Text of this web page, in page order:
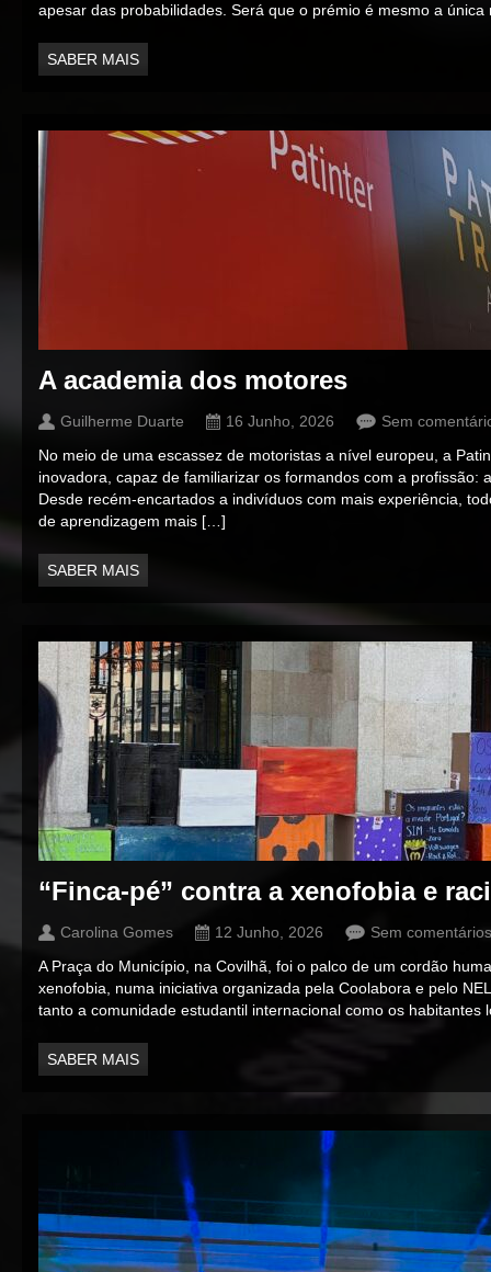
apesar das probabilidades. Será que o prémio é mesmo a
SABER MAIS
A academia dos motores
Guilherme Duarte 16 Junho, 2026
Sem
No meio de uma escassez de motoristas a nível europeu, a
inovadora, capaz de familiarizar os formandos com a profissão:
Desde recém-encartados a indivíduos com mais experiência,
de aprendizagem mais […]
SABER MAIS
“Finca-pé” contra a xenofobia e
Carolina Gomes 12 Junho, 2026
Sem comentários
A Praça do Município, na Covilhã, foi o palco de um cordão
xenofobia, numa iniciativa organizada pela Coolabora e pelo
tanto a comunidade estudantil internacional como os
SABER MAIS